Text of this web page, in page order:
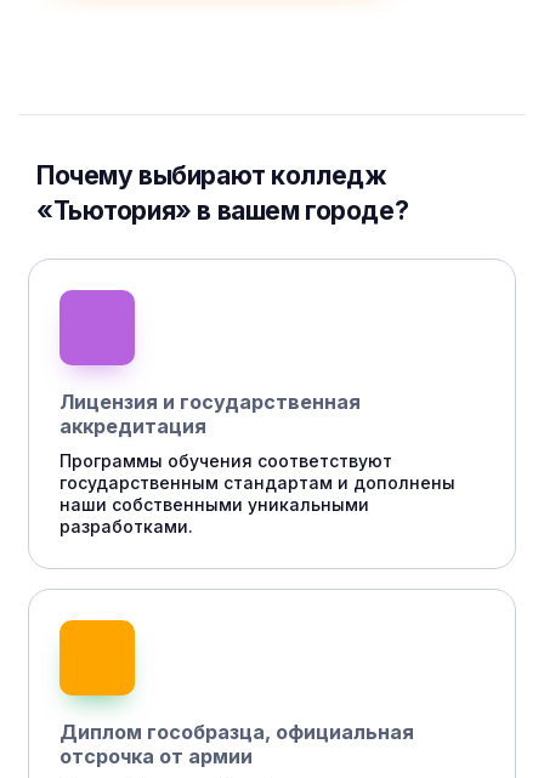
Почему выбирают колледж
«Тьютория» в вашем городе?
Лицензия и государственная
аккредитация
Программы обучения соответствуют
государственным стандартам и дополнены
наши собственными уникальными
разработками.
Диплом гособразца, официальная
отсрочка от армии